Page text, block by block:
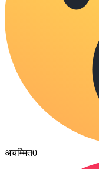
अचम्मित0